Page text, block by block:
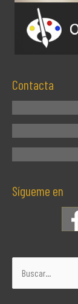
Contacta
Sígueme en
Buscar
por: